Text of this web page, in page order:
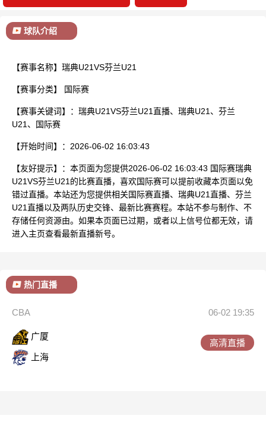
球队介绍
【赛事名称】瑞典U21VS芬兰U21
【赛事分类】 国际赛
【赛事关键词】：瑞典U21VS芬兰U21直播、瑞典U21、芬兰
U21、国际赛
【开始时间】：2026-06-02 16:03:43
【友好提示】：本页面为您提供2026-06-02 16:03:43 国际赛瑞典
U21VS芬兰U21的比赛直播，喜欢国际赛可以提前收藏本页面以免
错过直播。本站还为您提供相关国际赛直播、瑞典U21直播、芬兰
U21直播以及两队历史交锋、最新比赛赛程。本站不参与制作、不
存储任何资源由。如果本页面已过期，或者以上信号位都无效，请
进入主页查看最新直播新号。
热门直播
CBA 06-02 19:35
广厦
上海
高清直播